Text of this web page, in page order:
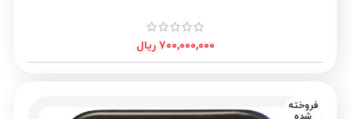
۷۰۰,۰۰۰,۰۰۰ ریال
فروخته
شده